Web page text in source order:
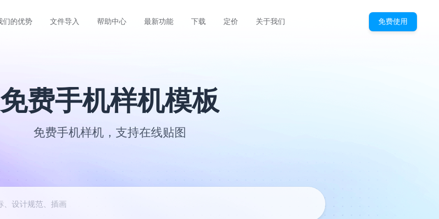
们的优势 文件导入 帮助中心 最新功能 下载 定价 关于我们 免费使用
免费手机样机模板
免费手机样机，支持在线贴图